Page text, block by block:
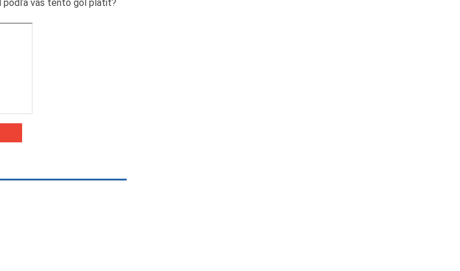
podľa vás tento gól platiť?